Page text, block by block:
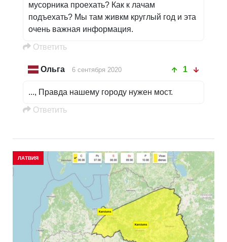
мусорника проехать? Как к лачам
подъехать? Мы там живкм круглый год и эта
очень важная информация.
Oтветить
Ольга 6 сентября 2020 1
..., Правда нашему городу нужен мост.
Oтветить
ЛАТВИЯ